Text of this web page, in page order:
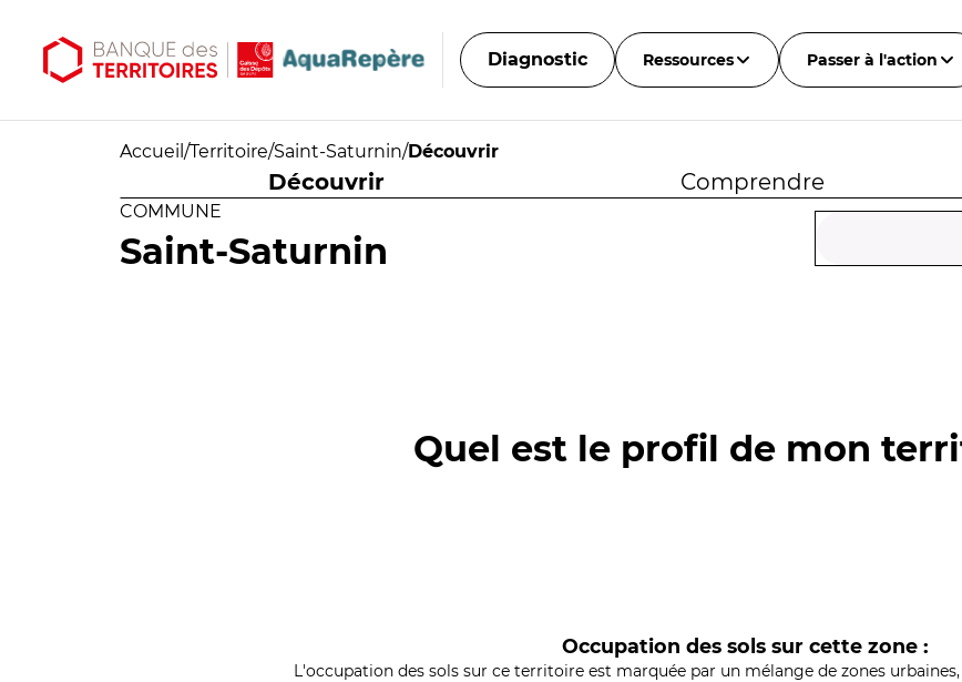
Diagnostic Ressources Passer à l'action
Accueil /Territoire/Saint-Saturnin/Découvrir
Découvrir Comprendre
COMMUNE
Saint-Saturnin
Quel est le profil de mon
Occupation des sols sur cette zone :
L'occupation des sols sur ce territoire est marquée par un mélange de zones